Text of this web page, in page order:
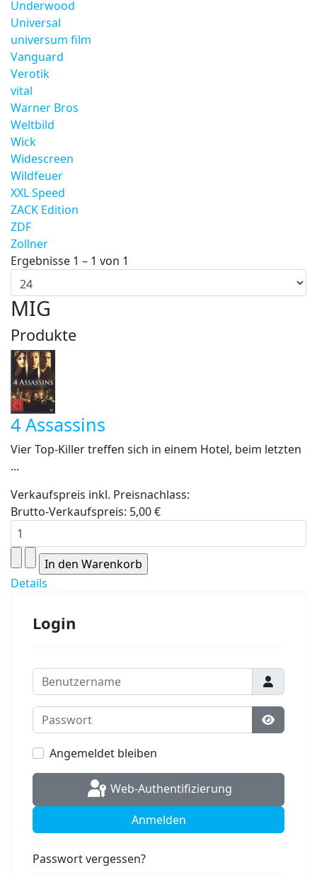
Underwood
Universal
universum film
Vanguard
Verotik
vital
Warner Bros
Weltbild
Wick
Widescreen
Wildfeuer
XXL Speed
ZACK Edition
ZDF
Zollner
Ergebnisse 1 – 1 von 1
MIG
Produkte
4 Assassins
Vier Top-Killer treffen sich in einem Hotel, beim letzten
...
Verkaufspreis inkl. Preisnachlass:
Brutto-Verkaufspreis: 5,00 €
Details
Login
Benutzername
Passwort
Angemeldet bleiben
Web-Authentifizierung
Anmelden
Passwort vergessen?